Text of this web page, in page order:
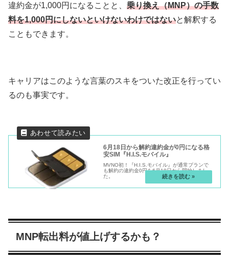
違約金が1,000円になることと、 乗り換え（MNP）の手数
料を1,000円にしないといけないわけではないと解釈する
こともできます。
キャリアはこのような言葉のスキをついた改正を行ってい
るのも事実です。
6月18日から解約違約金が0円になる格
安SIM『H.I.S.モバイル』
MVNO初！『H.I.S.モバイル』が通常プランで
も解約の違約金0円を6月18日から開始しまし
た。
MNP転出料が値上げするかも？